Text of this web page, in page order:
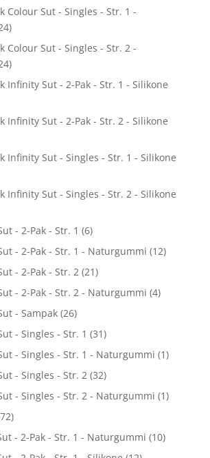
Colour Sut - Singles - Str. 1 -
Colour Sut - Singles - Str. 2 -
Infinity Sut - 2-Pak - Str. 1 - Silikone
Infinity Sut - 2-Pak - Str. 2 - Silikone
Infinity Sut - Singles - Str. 1 - Silikone
Infinity Sut - Singles - Str. 2 - Silikone
- 2-Pak - Str. 1 (6)
- 2-Pak - Str. 1 - Naturgummi (12)
- 2-Pak - Str. 2 (21)
- 2-Pak - Str. 2 - Naturgummi (4)
- Sampak (26)
- Singles - Str. 1 (31)
- Singles - Str. 1 - Naturgummi (1)
- Singles - Str. 2 (32)
- Singles - Str. 2 - Naturgummi (1)
- 2-Pak - Str. 1 - Naturgummi (10)